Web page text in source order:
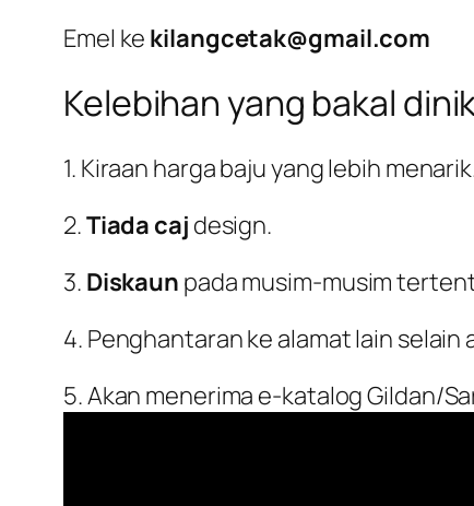
Emel ke kilangcetak@gmail.com
Kelebihan yang bakal
1. Kiraan harga baju yang lebih
2.Tiada caj design.
3. Diskaun pada musim-musim
4. Penghantaran ke alamat lain
5. Akan menerima e-katalog Gildan/